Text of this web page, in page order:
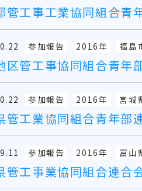
管工事工業協同組合青
参加報告 2016年 福島
区管工事協同組合青年
参加報告 2016年 宮城
管工業協同組合青年部
参加報告 2016年 富山
管工事業協同組合連合